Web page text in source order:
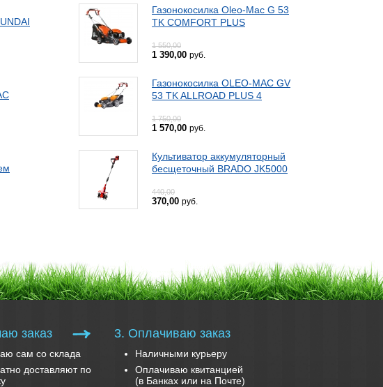
Газонокосилка Oleo-Mac G 53
TK COMFORT PLUS
1 550,00
1 390,00 руб.
Газонокосилка OLEO-MAC GV
53 TK ALLROAD PLUS 4
1 750,00
1 570,00 руб.
Культиватор аккумуляторный
бесщеточный BRADO JK5000
440,00
370,00 руб.
заказ
сам со склада
доставляют по
3. Оплачиваю заказ
Наличными курьеру
Оплачиваю квитанцией
(в Банках или на Почте)